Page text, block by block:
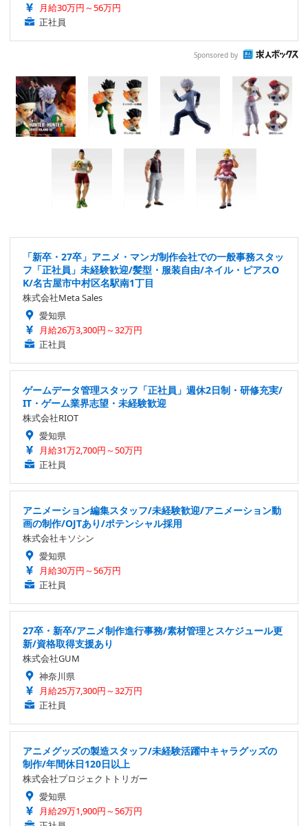
月給30万円～56万円
正社員
Sponsored by
「新卒・27卒」アニメ・マンガ制作会社での一般事務スタッ
フ「正社員」未経験歓迎/髪型・服装自由/ネイル・ピアスO
K/名古屋市中村区名駅南1丁目
株式会社Meta Sales
愛知県
月給26万3,300円～32万円
正社員
ゲームデータ管理スタッフ「正社員」週休2日制・研修充実/
IT・ゲーム業界志望・未経験歓迎
株式会社RIOT
愛知県
月給31万2,700円～50万円
正社員
アニメーション編集スタッフ/未経験歓迎/アニメーション動
画の制作/OJTあり/ポテンシャル採用
株式会社キソシン
愛知県
月給30万円～56万円
正社員
27卒・新卒/アニメ制作進行事務/素材管理とスケジュール更
新/資格取得支援あり
株式会社GUM
神奈川県
月給25万7,300円～32万円
正社員
アニメグッズの製造スタッフ/未経験活躍中キャラグッズの
制作/年間休日120日以上
株式会社プロジェクトトリガー
愛知県
月給29万1,900円～56万円